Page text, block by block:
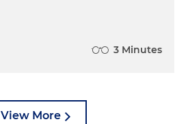
3 Minutes
View More